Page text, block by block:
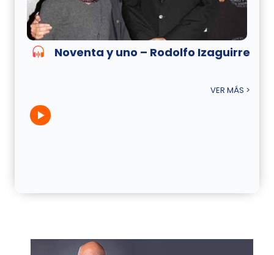
Noventa y uno – Rodolfo Izaguirre
VER MÁS >